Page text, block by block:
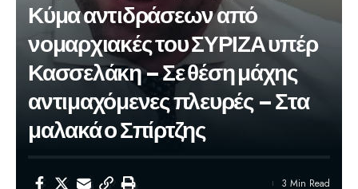
Κύμα αντιδράσεων από
νομαρχιακές του ΣΥΡΙΖΑ υπέρ
Κασσελάκη – Σε θέση μάχης
αντιμαχόμενες πλευρές – Στα
μαλακά ο Σπίρτζης
3 Min Read